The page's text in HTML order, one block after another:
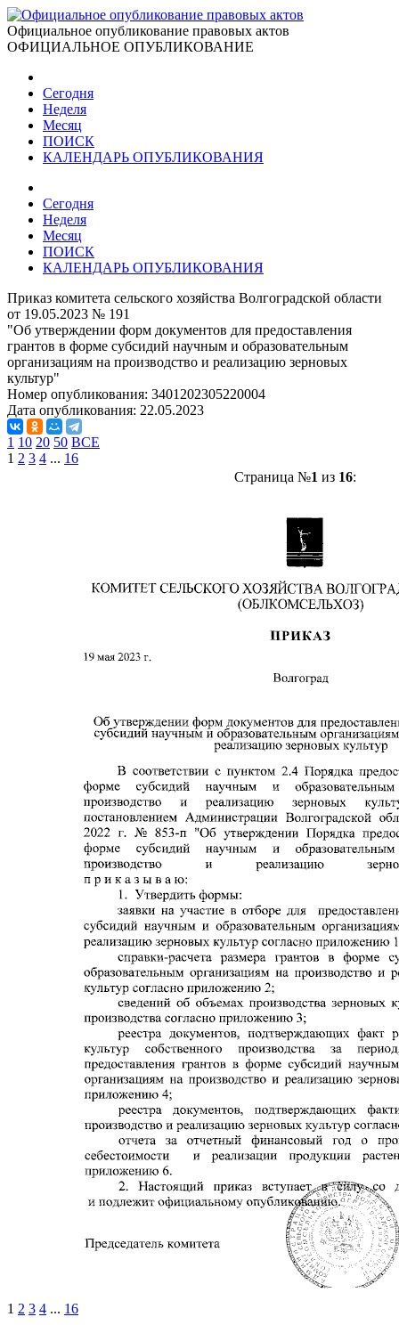
Официальное опубликование правовых актов
ОФИЦИАЛЬНОЕ ОПУБЛИКОВАНИЕ
Сегодня
Неделя
Месяц
ПОИСК
КАЛЕНДАРЬ ОПУБЛИКОВАНИЯ
Сегодня
Неделя
Месяц
ПОИСК
КАЛЕНДАРЬ ОПУБЛИКОВАНИЯ
Приказ комитета сельского хозяйства Волгоградской области
от 19.05.2023 № 191
"Об утверждении форм документов для предоставления
грантов в форме субсидий научным и образовательным
организациям на производство и реализацию зерновых
культур"
Номер опубликования: 3401202305220004
Дата опубликования: 22.05.2023
1 10 20 50 ВСЕ
1 2 3 4 ... 16
Страница №1 из 16:
1 2 3 4 ... 16